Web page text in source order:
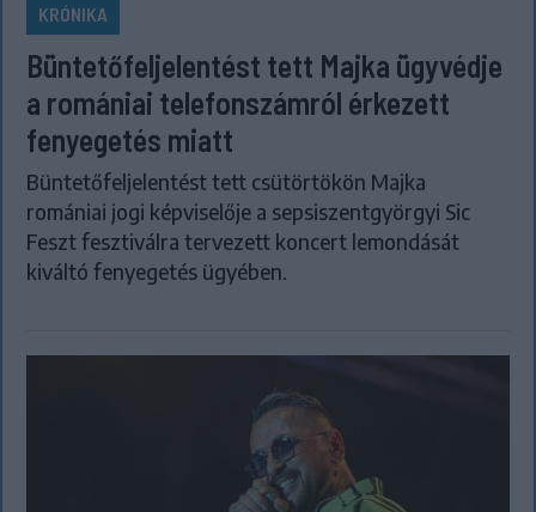
KRÓNIKA
Büntetőfeljelentést tett Majka ügyvédje
a romániai telefonszámról érkezett
fenyegetés miatt
Büntetőfeljelentést tett csütörtökön Majka
romániai jogi képviselője a sepsiszentgyörgyi Sic
Feszt fesztiválra tervezett koncert lemondását
kiváltó fenyegetés ügyében.